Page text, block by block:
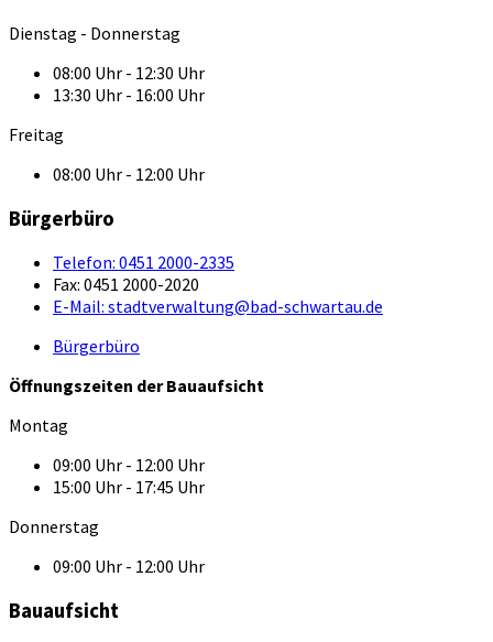
Dienstag - Donnerstag
08:00 Uhr - 12:30 Uhr
13:30 Uhr - 16:00 Uhr
Freitag
08:00 Uhr - 12:00 Uhr
Bürgerbüro
Telefon: 0451 2000-2335
Fax: 0451 2000-2020
E-Mail: stadtverwaltung@bad-schwartau.de
Bürgerbüro
Öffnungszeiten der Bauaufsicht
Montag
09:00 Uhr - 12:00 Uhr
15:00 Uhr - 17:45 Uhr
Donnerstag
09:00 Uhr - 12:00 Uhr
Bauaufsicht